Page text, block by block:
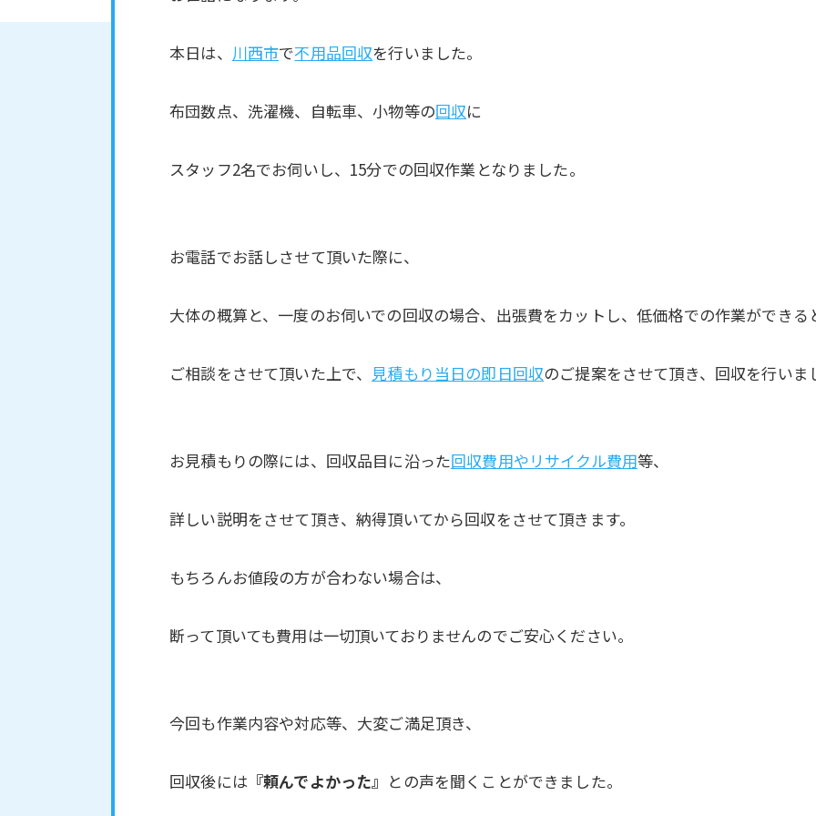
本日は、 川西市で不用品回収を行いました。
布団数点、洗濯機、自転車、小物等の回収に
スタッフ2名でお伺いし、15分での回収作業となりました。
お電話でお話しさせて頂いた際に、
大体の概算と、一度のお伺いでの回収の場合、出張費をカットし、低価格での作業ができる
ご相談をさせて頂いた上で、 見積もり当日の即日回収のご提案をさせて頂き、回収を行いま
お見積もりの際には、回収品目に沿った回収費用やリサイクル費用等、
詳しい説明をさせて頂き、納得頂いてから回収をさせて頂きます。
もちろんお値段の方が合わない場合は、
断って頂いても費用は一切頂いておりませんのでご安心ください。
今回も作業内容や対応等、大変ご満足頂き、
回収後には『頼んでよかった』 との声を聞くことができました。